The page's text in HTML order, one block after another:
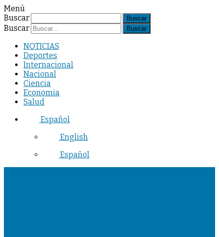
Menú
Buscar
Buscar
NOTICIAS
Deportes
Internacional
Nacional
Ciencia
Economia
Salud
Español
English
Español